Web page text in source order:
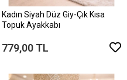
Kadın Siyah Düz Giy-Çık Kısa
Topuk Ayakkabı
779,00 TL